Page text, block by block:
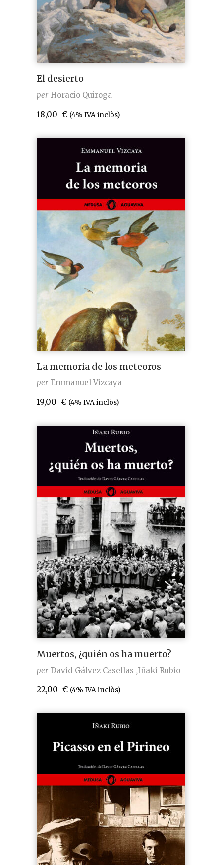
El desierto
per Horacio Quiroga
18,00 € (4% IVA inclòs)
La memoria de los meteoros
per Emmanuel Vizcaya
19,00 € (4% IVA inclòs)
Muertos, ¿quién os ha muerto?
per David Gálvez Casellas Iñaki Rubio
22,00 € (4% IVA inclòs)